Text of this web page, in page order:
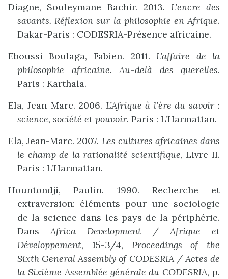
Diagne, Souleymane Bachir. 2013. L’encre des
savants. Réflexion sur la philosophie en Afrique.
Dakar-Paris : CODESRIA-Présence africaine.
Eboussi Boulaga, Fabien. 2011.L’affaire de la
philosophie africaine. Au-delà des querelles.
Paris : Karthala.
Ela, Jean-Marc. 2006. L’Afrique à l’ère du savoir :
science, société et pouvoir. Paris : L’Harmattan.
Ela, Jean-Marc. 2007. Les cultures africaines dans
le champ de la rationalité scientifique, Livre II.
Paris : L’Harmattan.
Hountondji, Paulin. 1990. Recherche et
extraversion: éléments pour une sociologie
de la science dans les pays de la périphérie.
DansAfrica Development / Afrique et
Développement, 15-3/4, Proceedings of the
Sixth General Assembly of CODESRIA / Actes de
la Sixième Assemblée générale du CODESRIA, p.